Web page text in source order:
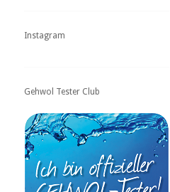
Instagram
Gehwol Tester Club